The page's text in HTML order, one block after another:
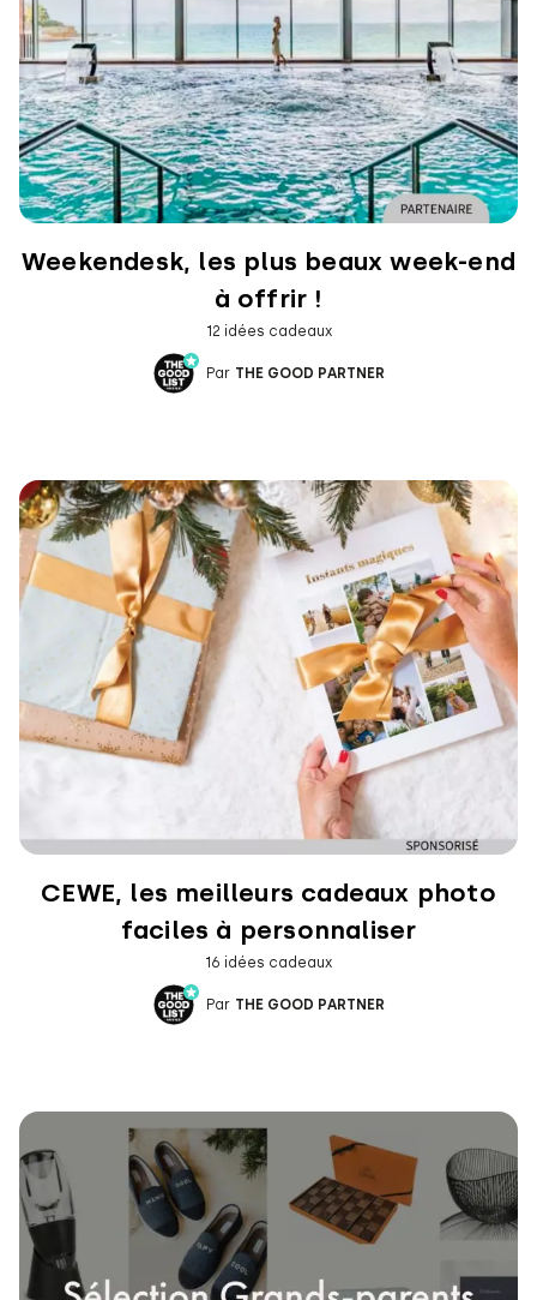
Weekendesk, les plus beaux week-end
à offrir !
12 idées cadeaux
Par THE GOOD PARTNER
CEWE, les meilleurs cadeaux photo
faciles à personnaliser
16 idées cadeaux
Par THE GOOD PARTNER